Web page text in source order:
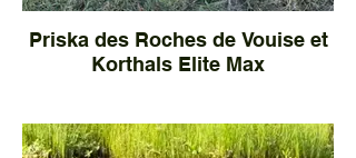
Priska des Roches de Vouise et
Korthals Elite Max